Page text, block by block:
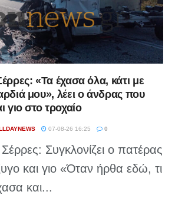
«Τα έχασα όλα, κάτι με
μου», λέει ο άνδρας που
γιο στο τροχαίο
07-08-26 16:25 0
Συγκλονίζει ο πατέρας
και γιο «Όταν ήρθα εδώ, τι
και...